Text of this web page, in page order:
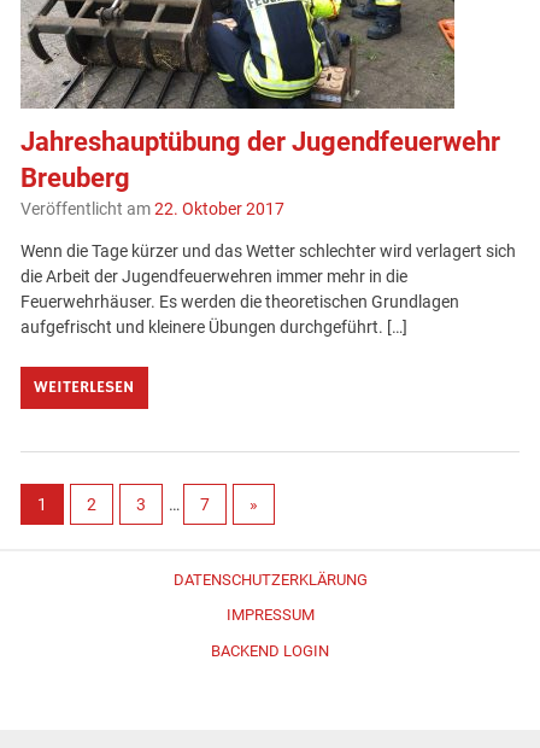
Jahreshauptübung der Jugendfeuerwehr
Breuberg
Veröffentlicht am22. Oktober 2017
Wenn die Tage kürzer und das Wetter schlechter wird verlagert sich
die Arbeit der Jugendfeuerwehren immer mehr in die
Feuerwehrhäuser. Es werden die theoretischen Grundlagen
aufgefrischt und kleinere Übungen durchgeführt. […]
WEITERLESEN
1 2 3 … 7 »
DATENSCHUTZERKLÄRUNG
IMPRESSUM
BACKEND LOGIN